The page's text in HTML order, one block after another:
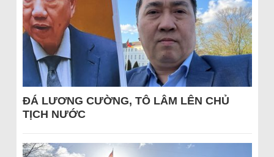
ĐÁ LƯƠNG CƯỜNG, TÔ LÂM LÊN CHỦ
TỊCH NƯỚC